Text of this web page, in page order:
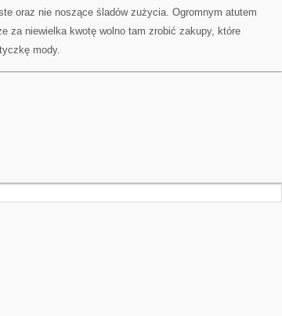
oraz nie noszące śladów zużycia. Ogromnym atutem
za niewielka kwotę wolno tam zrobić zakupy, które
mody.